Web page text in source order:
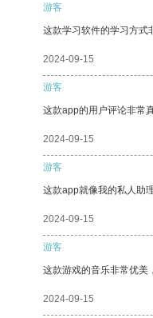
游客
这款学习软件的学习方式
2024-09-15
游客
这款app的用户评论非常
2024-09-15
游客
这款app就像我的私人助
2024-09-15
游客
这款游戏的音乐非常优美
2024-09-15